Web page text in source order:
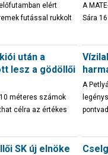
elért
futással rukkolt
A
Sára
után a
lesz a gödöllői
méteres számok
célra az értékes
A
SK új elnöke